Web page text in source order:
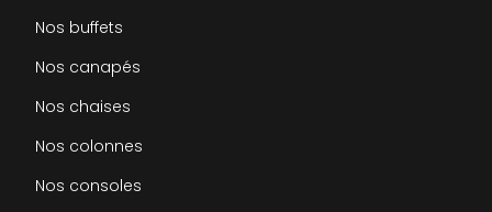
Nos buffets
Nos canapés
Nos chaises
Nos colonnes
Nos consoles